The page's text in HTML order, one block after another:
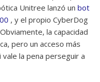
Unitree lanzó un bot
, y el propio CyberDog
la capacidad
pero un acceso más
la pena perseguir a